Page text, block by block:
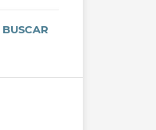
BUSCAR